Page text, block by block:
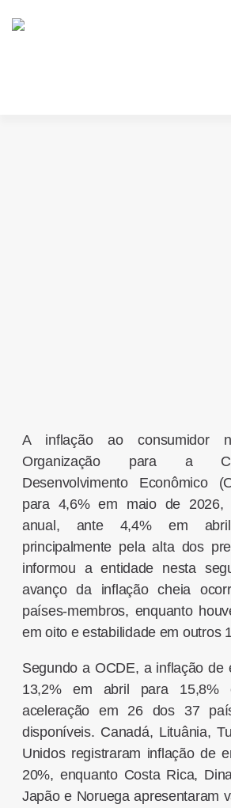
A inflação ao consumidor
Organização para a
Desenvolvimento Econômico
para 4,6% em maio de 2026,
anual, ante 4,4% em abril,
principalmente pela alta dos
informou a entidade nesta
avanço da inflação cheia
países-membros, enquanto
em oito e estabilidade em outros
Segundo a OCDE, a inflação de
13,2% em abril para 15,8%
aceleração em 26 dos 37
disponíveis. Canadá, Lituânia,
Unidos registraram inflação de
20%, enquanto Costa Rica,
Japão e Noruega apresentaram